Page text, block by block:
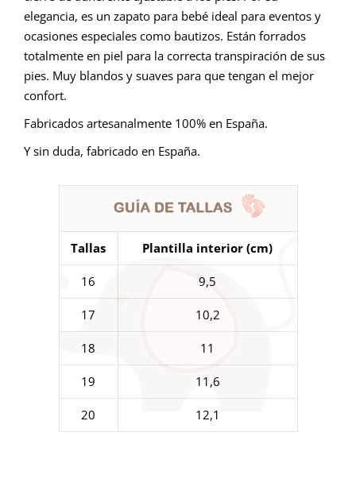
elegancia, es un zapato para bebé ideal para eventos y
ocasiones especiales como bautizos. Están forrados
totalmente en piel para la correcta transpiración de sus
pies. Muy blandos y suaves para que tengan el mejor
confort.
Fabricados artesanalmente 100% en España.
Y sin duda, fabricado en España.
Tallas Plantilla interior (cm)
16 9,5
17 10,2
18 11
19 11,6
20 12,1